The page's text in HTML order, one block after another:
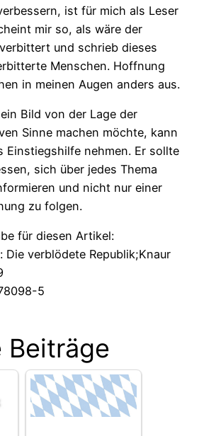
ist für mich als Leser
mir so, als wäre der
und schrieb dieses
Menschen. Hoffnung
in meinen Augen anders aus.
Bild von der Lage der
Sinne machen möchte, kann
Einstiegshilfe nehmen. Er sollte
sich über jedes Thema
und nicht nur einer
zu folgen.
für diesen Artikel:
Die verblödete Republik;Knaur
5
Beiträge